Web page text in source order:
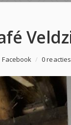
Facebook / 0 reacties